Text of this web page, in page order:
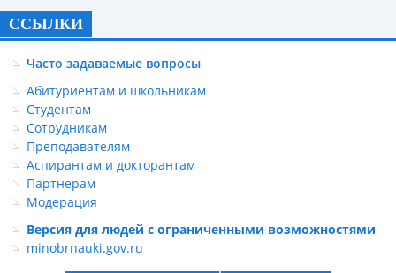
ССЫЛКИ
Часто задаваемые вопросы
Абитуриентам и школьникам
Студентам
Сотрудникам
Преподавателям
Аспирантам и докторантам
Партнерам
Модерация
Версия для людей с ограниченными возможностями
minobrnauki.gov.ru